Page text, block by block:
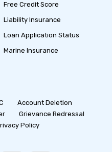
Free Credit Score
Liability Insurance
Loan Application Status
Marine Insurance
Account Deletion
Grievance Redressal
Policy